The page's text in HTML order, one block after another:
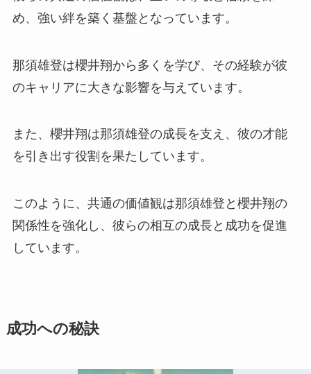
め、強い絆を築く基盤となっています。
那須雄登は櫻井翔から多くを学び、その経験が彼
のキャリアに大きな影響を与えています。
また、櫻井翔は那須雄登の成長を支え、彼の才能
を引き出す役割を果たしています。
このように、共通の価値観は那須雄登と櫻井翔の
関係性を強化し、彼らの相互の成長と成功を促進
しています。
成功への秘訣